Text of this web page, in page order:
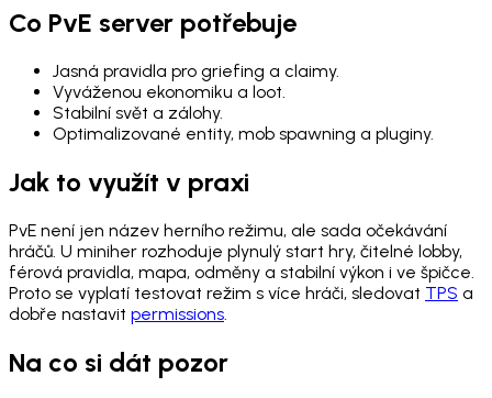
Co PvE server potřebuje
Jasná pravidla pro griefing a claimy.
Vyváženou ekonomiku a loot.
Stabilní svět a zálohy.
Optimalizované entity, mob spawning a pluginy.
Jak to využít v praxi
PvE není jen název herního režimu, ale sada očekávání
hráčů. U miniher rozhoduje plynulý start hry, čitelné lobby,
férová pravidla, mapa, odměny a stabilní výkon i ve špičce.
Proto se vyplatí testovat režim s více hráči, sledovat TPS a
dobře nastavit permissions.
Na co si dát pozor